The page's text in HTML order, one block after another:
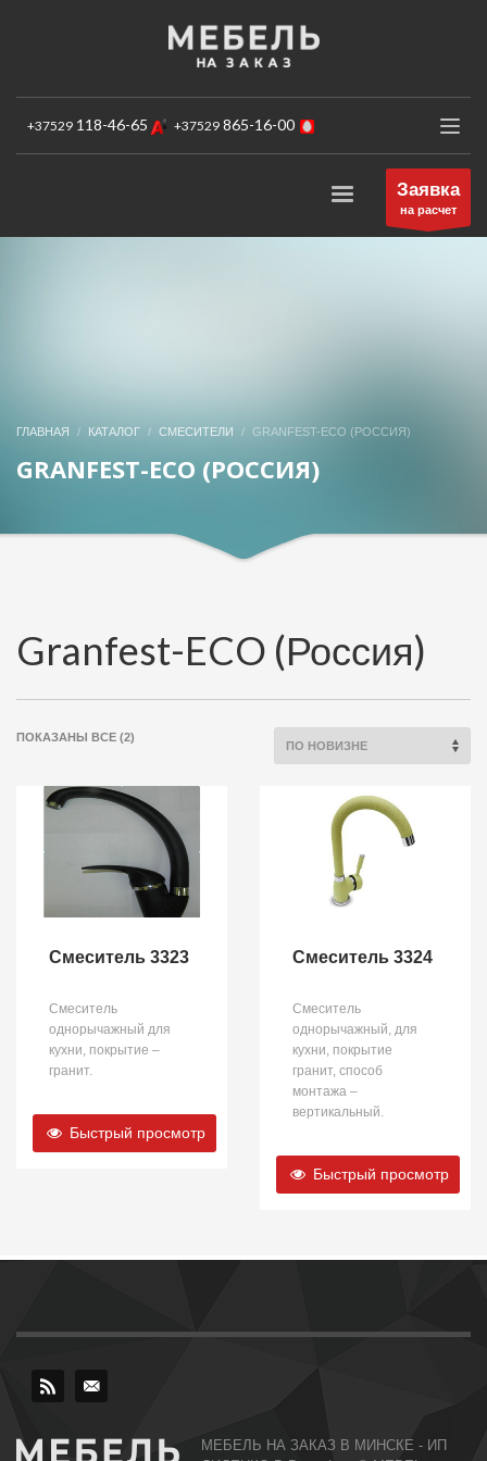
ЗАКАЗ ОБРАТНОГО ЗВОНКА
+37529 118-46-65 +37529 865-16-00
Заявка
на расчет
ГЛАВНАЯ КАТАЛОГ СМЕСИТЕЛИ GRANFEST-ECO (РОССИЯ)
GRANFEST-ECO (РОССИЯ)
Granfest-ECO (Россия)
ПОКАЗАНЫ ВСЕ (2)
Смеситель 3323
Смеситель
однорычажный для
кухни, покрытие –
гранит.
Быстрый просмотр
Смеситель 3324
Смеситель
однорычажный, для
кухни, покрытие
гранит, способ
монтажа –
вертикальный.
Быстрый просмотр
МЕБЕЛЬ НА ЗАКАЗ В МИНСКЕ - ИП